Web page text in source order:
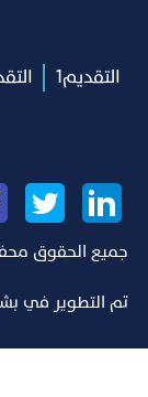
التقديم1
جميع الحقوق
تم التطوير في